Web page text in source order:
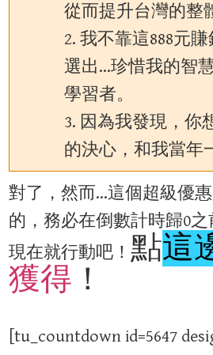
從而提升台灣的整
2. 我不靠這888元
選出…珍惜我的智
學習者。
3. 因為我發現，你
的決心，和我當年
對了，然而…這個超級優
的，務必在倒數計時歸0之
現在就行動吧！ 點這
獲得 ！
[tu_countdown id=5647